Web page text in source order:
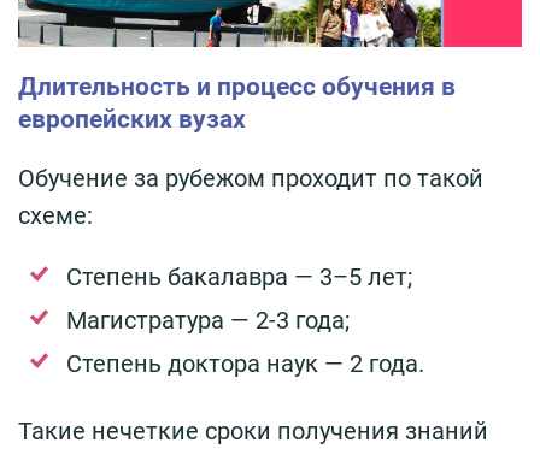
Длительность и процесс обучения в
европейских вузах
Обучение за рубежом проходит по такой
схеме:
Степень бакалавра — 3–5 лет;
Магистратура — 2-3 года;
Степень доктора наук — 2 года.
Такие нечеткие сроки получения знаний